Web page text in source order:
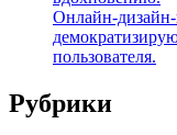
Онлайн-
пользователя.
Рубрики